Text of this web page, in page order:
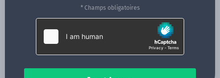
* Champs obligatoires
35000 Rennes
02 99 05 25 47
Contactez-nous